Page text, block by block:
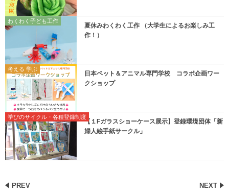
わくわく子ども工作
夏休みわくわく工作 （大学生によるお楽しみ工
作！）
考える 学ぶ
日本ペット＆アニマル専門学校 コラボ企画ワー
クショップ
学びのサイクル・各種登録制度
【１Fガラスショーケース展示】登録環境団体「新
婦人絵手紙サークル」
PREV NEXT